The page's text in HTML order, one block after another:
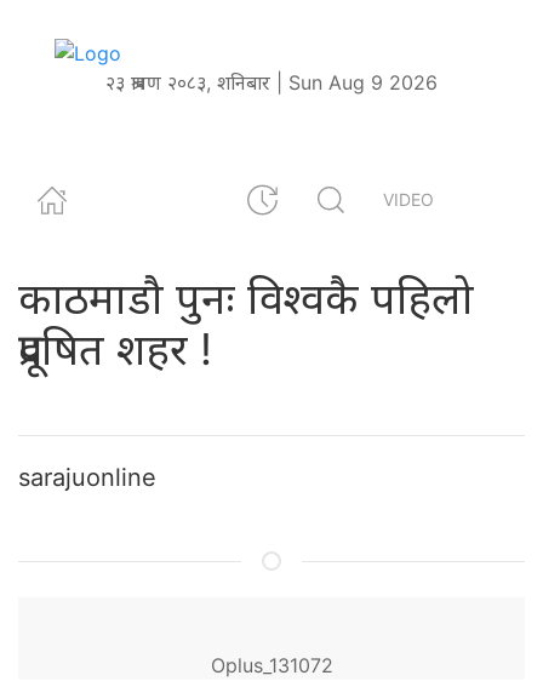
२३ श्रावण २०८३, शनिबार | Sun Aug 9 2026
VIDEO
काठमाडौ पुनः विश्वकै पहिलो
प्रदूषित शहर !
sarajuonline
Oplus_131072